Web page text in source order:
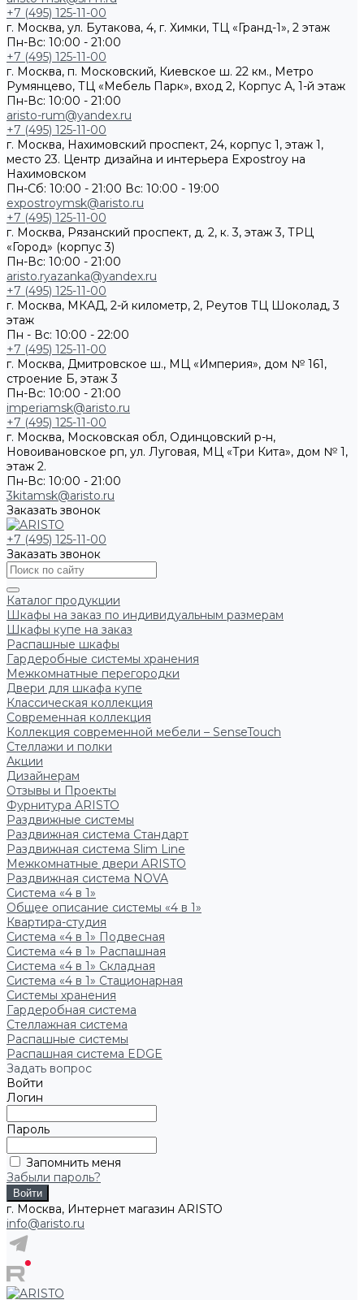
+7 (495) 125-11-00
г. Москва, ул. Бутакова, 4, г. Химки, ТЦ «Гранд-1», 2 этаж
Пн-Вс: 10:00 - 21:00
+7 (495) 125-11-00
г. Москва, п. Московский, Киевское ш. 22 км., Метро
Румянцево, ТЦ «Мебель Парк», вход 2, Корпус А, 1-й этаж
Пн-Вс: 10:00 - 21:00
aristo-rum@yandex.ru
+7 (495) 125-11-00
г. Москва, Нахимовский проспект, 24, корпус 1, этаж 1,
место 23. Центр дизайна и интерьера Expostroy на
Нахимовском
Пн-Сб: 10:00 - 21:00 Вс: 10:00 - 19:00
expostroymsk@aristo.ru
+7 (495) 125-11-00
г. Москва, Рязанский проспект, д. 2, к. 3, этаж 3, ТРЦ
«Город» (корпус 3)
Пн-Вс: 10:00 - 21:00
aristo.ryazanka@yandex.ru
+7 (495) 125-11-00
г. Москва, МКАД, 2-й километр, 2, Реутов ТЦ Шоколад, 3
этаж
Пн - Вс: 10:00 - 22:00
+7 (495) 125-11-00
г. Москва, Дмитровское ш., МЦ «Империя», дом № 161,
строение Б, этаж 3
Пн-Вс: 10:00 - 21:00
imperiamsk@aristo.ru
+7 (495) 125-11-00
г. Москва, Московская обл, Одинцовский р-н,
Новоивановское рп, ул. Луговая, МЦ «Три Кита», дом № 1,
этаж 2.
Пн-Вс: 10:00 - 21:00
3kitamsk@aristo.ru
Заказать звонок
+7 (495) 125-11-00
Заказать звонок
Каталог продукции
Шкафы на заказ по индивидуальным размерам
Шкафы купе на заказ
Распашные шкафы
Гардеробные системы хранения
Межкомнатные перегородки
Двери для шкафа купе
Классическая коллекция
Современная коллекция
Коллекция современной мебели – SenseTouch
Стеллажи и полки
Акции
Дизайнерам
Отзывы и Проекты
Фурнитура ARISTO
Раздвижные системы
Раздвижная система Стандарт
Раздвижная система Slim Line
Межкомнатные двери ARISTO
Раздвижная система NOVA
Система «4 в 1»
Общее описание системы «4 в 1»
Квартира-студия
Система «4 в 1» Подвесная
Система «4 в 1» Распашная
Система «4 в 1» Складная
Система «4 в 1» Стационарная
Системы хранения
Гардеробная система
Стеллажная система
Распашные системы
Распашная система EDGE
Задать вопрос
Войти
Логин
Пароль
Запомнить меня
Забыли пароль?
г. Москва, Интернет магазин ARISTO
info@aristo.ru